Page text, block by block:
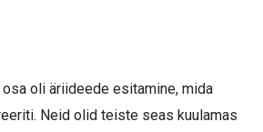
osa oli äriideede esitamine, mida
Neid olid teiste seas kuulamas